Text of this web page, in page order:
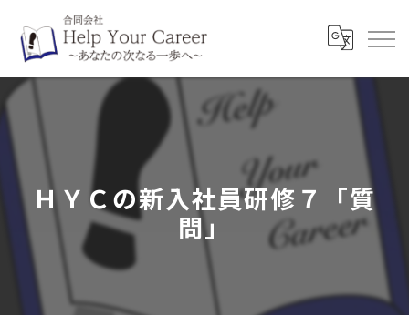
ＨＹＣの新入社員研修７「質
問」